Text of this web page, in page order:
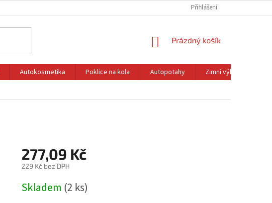
Přihlášení
NÁKUPNÍ
Prázdný košík
Autokosmetika Poklice na kola Autopotahy Zimní výbava
277,09 Kč
229 Kč bez DPH
cena:
Skladem (2 ks)